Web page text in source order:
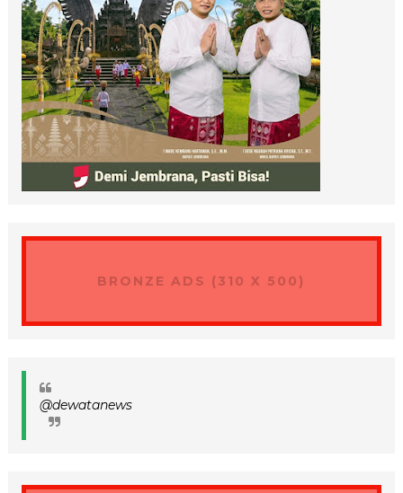
BRONZE ADS (310 X 500)
@dewatanews